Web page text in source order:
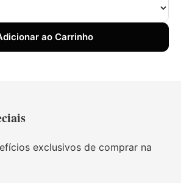
ao Carrinho
exclusivos de comprar na